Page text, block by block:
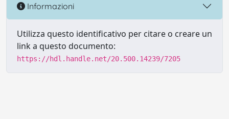
Informazioni
Utilizza questo identificativo per citare o creare un
link a questo documento:
https://hdl.handle.net/20.500.14239/7205